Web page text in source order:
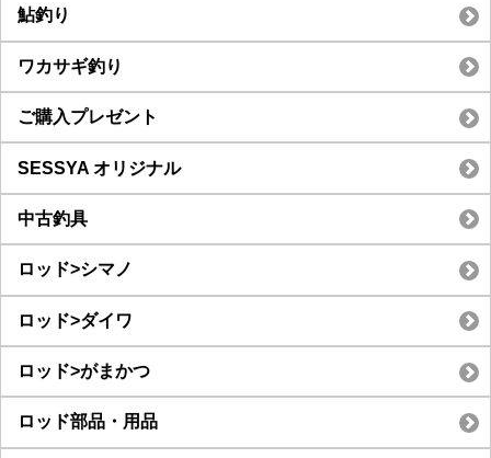
鮎釣り
ワカサギ釣り
ご購入プレゼント
SESSYA オリジナル
中古釣具
ロッド>シマノ
ロッド>ダイワ
ロッド>がまかつ
ロッド部品・用品